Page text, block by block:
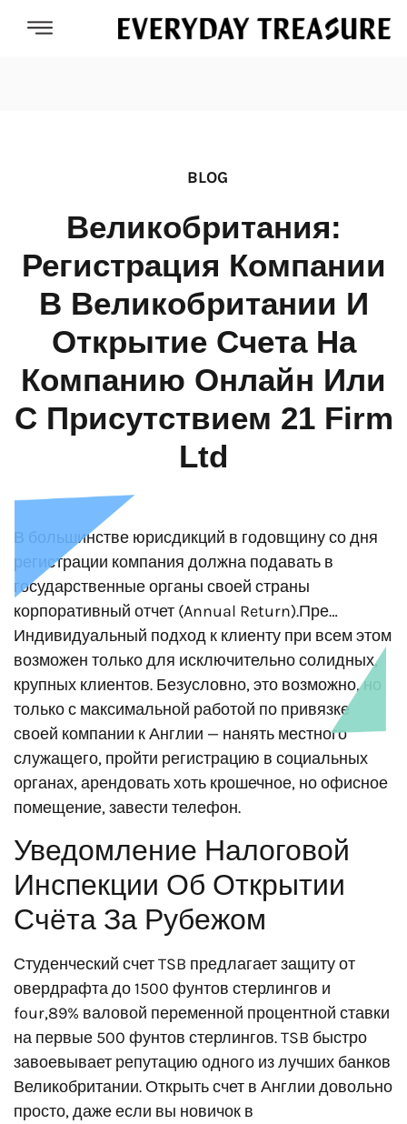
BLOG
Великобритания:
Регистрация Компании
В Великобритании И
Открытие Счета На
Компанию Онлайн Или
С Присутствием 21 Firm
Ltd
В большинстве юрисдикций в годовщину со дня
регистрации компания должна подавать в
государственные органы своей страны
корпоративный отчет (Annual Return).Пре…
Индивидуальный подход к клиенту при всем этом
возможен только для исключительно солидных,
крупных клиентов. Безусловно, это возможно, но
только с максимальной работой по привязке
своей компании к Англии — нанять местного
служащего, пройти регистрацию в социальных
органах, арендовать хоть крошечное, но офисное
помещение, завести телефон.
Уведомление Налоговой
Инспекции Об Открытии
Счёта За Рубежом
Студенческий счет TSB предлагает защиту от
овердрафта до 1500 фунтов стерлингов и
four,89% валовой переменной процентной ставки
на первые 500 фунтов стерлингов. TSB быстро
завоевывает репутацию одного из лучших банков
Великобритании. Открыть счет в Англии довольно
просто, даже если вы новичок в